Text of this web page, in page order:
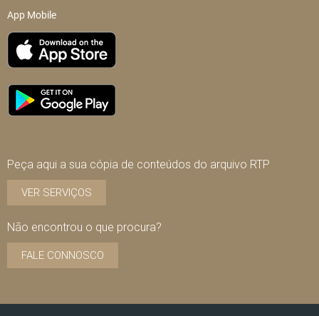
App Mobile
Peça aqui a sua cópia de conteúdos do arquivo RTP
VER SERVIÇOS
Não encontrou o que procura?
FALE CONNOSCO